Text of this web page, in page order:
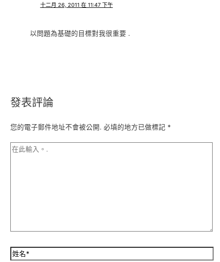
十二月 26, 2011 在 11:47 下午
以問題為基礎的目標對我很重要 .
發表評論
您的電子郵件地址不會被公開. 必填的地方已做標記 *